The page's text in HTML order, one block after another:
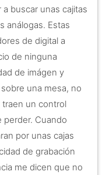
buscar unas cajitas
análogas. Estas
de digital a
de ninguna
de imágen y
una mesa, no
un control
perder. Cuando
por unas cajas
de grabación
me dicen que no